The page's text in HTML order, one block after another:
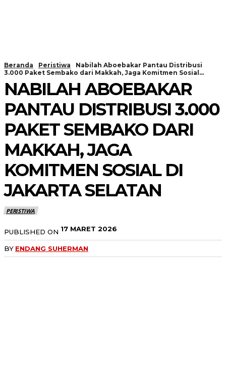
Beranda Peristiwa
Nabilah Aboebakar Pantau Distribusi
3.000 Paket Sembako dari Makkah, Jaga Komitmen Sosial...
NABILAH ABOEBAKAR
PANTAU DISTRIBUSI 3.000
PAKET SEMBAKO DARI
MAKKAH, JAGA
KOMITMEN SOSIAL DI
JAKARTA SELATAN
PERISTIWA
PUBLISHED ON 17 MARET 2026
BY ENDANG SUHERMAN